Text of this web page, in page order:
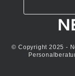
© Copyright 2025 -